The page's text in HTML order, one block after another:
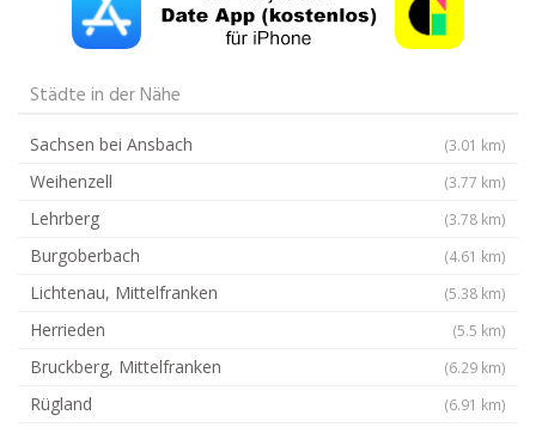
Städte in der Nähe
Sachsen bei Ansbach (3.01 km)
Weihenzell (3.77 km)
Lehrberg (3.78 km)
Burgoberbach (4.61 km)
Lichtenau, Mittelfranken (5.38 km)
Herrieden (5.5 km)
Bruckberg, Mittelfranken (6.29 km)
Rügland (6.91 km)